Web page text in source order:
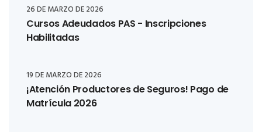
26 DE MARZO DE 2026
Cursos Adeudados PAS - Inscripciones
Habilitadas
19 DE MARZO DE 2026
¡Atención Productores de Seguros! Pago de
Matrícula 2026